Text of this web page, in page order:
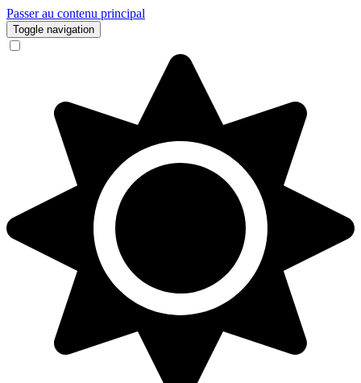
Passer au contenu principal
Toggle navigation